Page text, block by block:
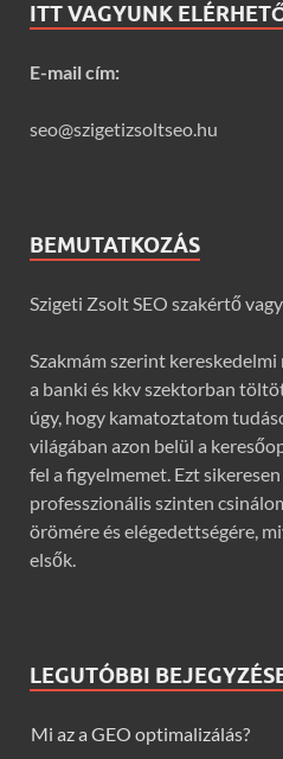
ITT VAGYUNK
E-mail cím:
seo@szigetizsoltseo.hu
BEMUTATKOZÁS
Szigeti Zsolt SEO szakértő
Szakmám szerint
a banki és kkv szektorban
úgy, hogy kamatoztatom
világában azon belül a
fel a figyelmemet. Ezt
professzionális szinten
örömére és elégedettségére,
elsők.
LEGUTÓBBI
Mi az a GEO optimalizálás?